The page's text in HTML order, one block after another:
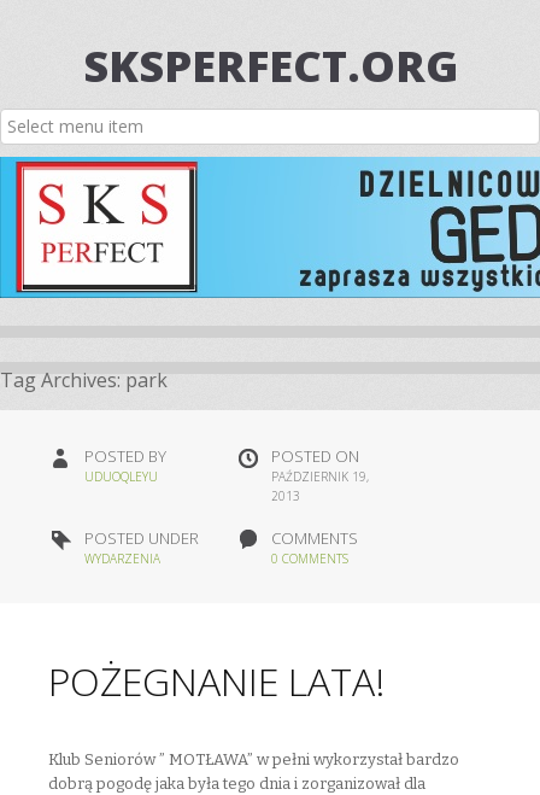
SKSPERFECT.ORG
Tag Archives: park
POSTED BY
UDUOQLEYU
POSTED ON
PAŹDZIERNIK 19,
2013
POSTED UNDER
WYDARZENIA
COMMENTS
0 COMMENTS
POŻEGNANIE LATA!
Klub Seniorów ” MOTŁAWA” w pełni wykorzystał bardzo
dobrą pogodę jaka była tego dnia i zorganizował dla